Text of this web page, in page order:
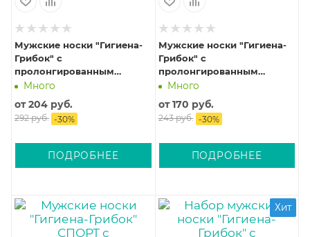
Мужские носки "Гигиена-
Грибок" с
пролонгированным
антибактериальным и
противогрибковым
действием в
индивидуальном пакете
Много
от204 руб.
292 руб. -30%
ПОДРОБНЕЕ
Мужские носки "Гигиена-
Грибок" с
пролонгированным
антибактериальным и
противогрибковым
действием в
индивидуальном пакете
Много
от170 руб.
243 руб. -30%
ПОДРОБНЕЕ
Хит